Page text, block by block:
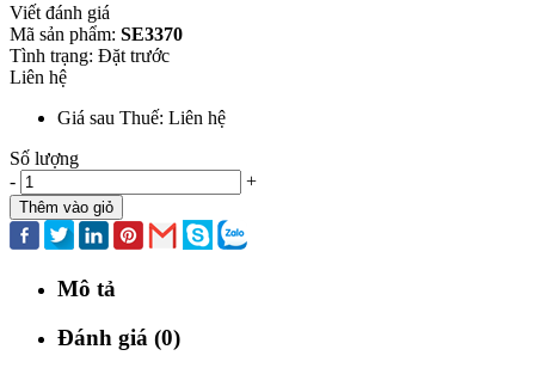
Viết đánh giá
Mã sản phẩm: SE3370
Tình trạng: Đặt trước
Liên hệ
Giá sau Thuế: Liên hệ
Số lượng
-
+
Thêm vào giỏ
Mô tả
Đánh giá (0)